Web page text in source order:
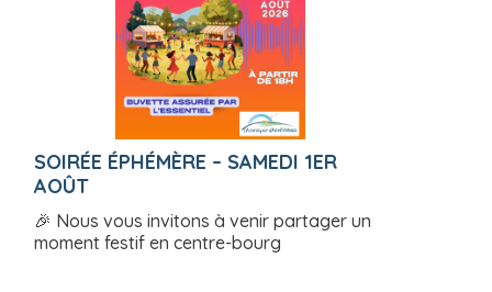
SOIRÉE ÉPHÉMÈRE – SAMEDI 1ER
AOÛT
🎉 Nous vous invitons à venir partager un
moment festif en centre-bourg